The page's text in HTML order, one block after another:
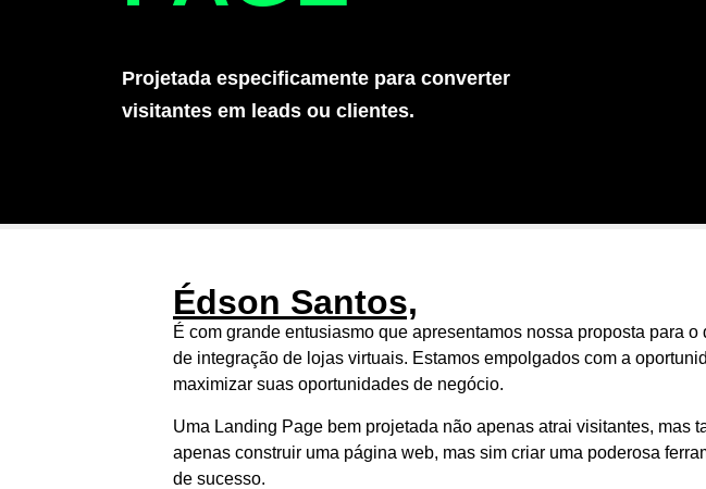
Projetada especificamente para converter
visitantes em leads ou clientes.
Édson Santos,
É com grande entusiasmo que apresentamos nossa proposta para
de integração de lojas virtuais. Estamos empolgados com a
maximizar suas oportunidades de negócio.
Uma Landing Page bem projetada não apenas atrai visitantes, mas
apenas construir uma página web, mas sim criar uma poderosa
de sucesso.